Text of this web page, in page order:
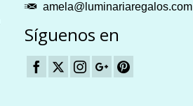
se
en
la
amela@luminariaregalos.com
Síguenos en